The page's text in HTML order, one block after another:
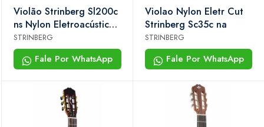
Violão Strinberg Sl200c
ns Nylon Eletroacústico
Super Flat Com Cutaway
Natural Fosco
STRINBERG
Fale Por WhatsApp
Violao Nylon Eletr Cut
Strinberg Sc35c na
STRINBERG
Fale Por WhatsApp